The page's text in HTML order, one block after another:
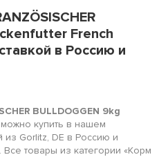
French
в Россию и
BULLDOGGEN 9kg
можно купить в нашем
из Gorlitz, DE в Россию и
товары из категории «Корм